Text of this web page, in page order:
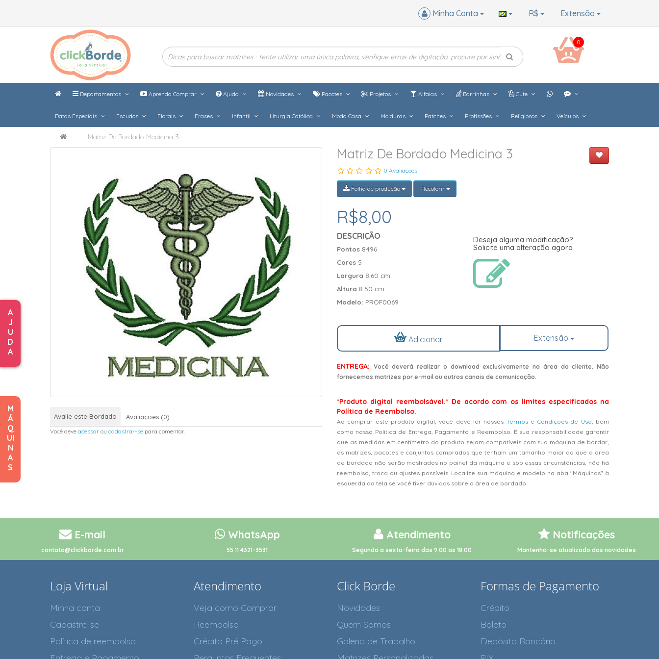
A
J
U
D
A
M
Á
Q
UI
N
A
S
Extensão
R$
Minha Conta
0
Departamentos Aprenda Comprar Ajuda Novidades Pacotes Projetos Alfaias Barrinhas Cute
Datas Especiais Escudos Florais Frases Infantil Liturgia Católica Moda Casa Molduras Patches Profissões Religiosos Veículos
Matriz De Bordado Medicina 3
Avalie este Bordado Avaliações (0)
Você deve acessar ou cadastrar-se para comentar.
Matriz De Bordado Medicina 3
0 Avaliações
Folha de produção Recolorir
R$8,00
DESCRIÇÃO
Pontos 8496
Cores 5
Largura 8.60 cm
Altura 8.50 cm
Modelo: PROF0069
Deseja alguma modificação?
Solicite uma alteração agora
Adicionar Extensão
ENTREGA: Você deverá realizar o download exclusivamente na área do cliente. Não
fornecemos matrizes por e-mail ou outros canais de comunicação.
*Produto digital reembolsável.* De acordo com os limites especificados na
Política de Reembolso.
Ao comprar este produto digital, você deve ler nossos Termos e Condições de Uso , bem
como nossa Política de Entrega, Pagamento e Reembolso. É sua responsabilidade garantir
que as medidas em centímetro do produto sejam compatíveis com sua máquina de bordar,
as matrizes, pacotes e conjuntos comprados que tenham um tamanho maior do que a área
de bordado não serão mostrados no painel da máquina e sob essas circunstâncias, não há
reembolso, troca ou ajustes possíveis. Localize sua máquina e modelo na aba "Máquinas" à
esquerda da tela se você tiver dúvidas sobre a área de bordado.
E-mail
contato@clickborde.com.br
WhatsApp
55 11 4321-3531
Atendimento
Segunda a sexta-feira das 9:00 as 18:00
Notificações
Mantenha-se atualizado das novidades
Loja Virtual
Minha conta
Cadastre-se
Política de reembolso
Atendimento
Veja como Comprar
Reembolso
Crédito Pré Pago
Click Borde
Novidades
Quem Somos
Galeria de Trabalho
Formas de Pagamento
Crédito
Boleto
Depósito Bancário